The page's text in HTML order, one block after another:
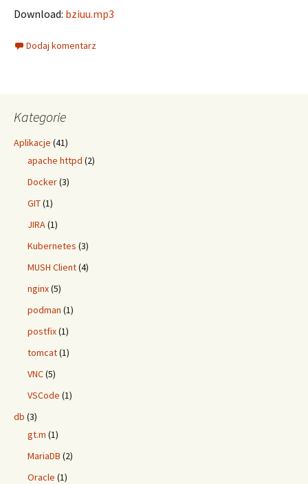
Download: bziuu.mp3
Dodaj komentarz
Kategorie
Aplikacje (41)
apache httpd (2)
Docker(3)
GIT(1)
JIRA(1)
Kubernetes (3)
MUSH Client(4)
nginx(5)
podman (1)
postfix(1)
tomcat(1)
VNC(5)
VSCode (1)
db (3)
gt.m (1)
MariaDB (2)
Oracle (1)